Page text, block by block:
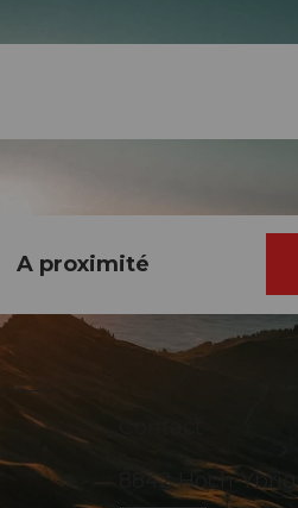
A proximité
8842Hoch-Ybrig